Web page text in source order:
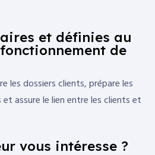
et définies au
de
les dossiers clients, prépare les
assure le lien entre les clients et
vous intéresse ?